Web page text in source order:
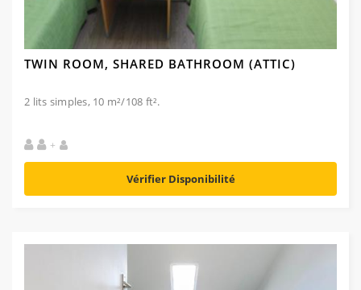
TWIN ROOM, SHARED BATHROOM (ATTIC)
2 lits simples, 10 m²/108 ft².
+
Vérifier Disponibilité